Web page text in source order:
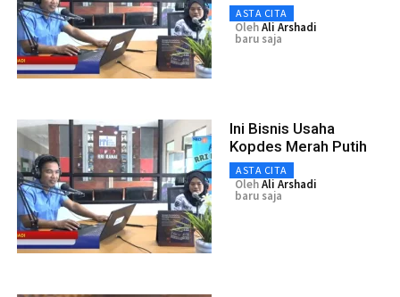
ASTA CITA
OlehAli Arshadi
baru saja
Ini Bisnis Usaha
Kopdes Merah Putih
ASTA CITA
OlehAli Arshadi
baru saja